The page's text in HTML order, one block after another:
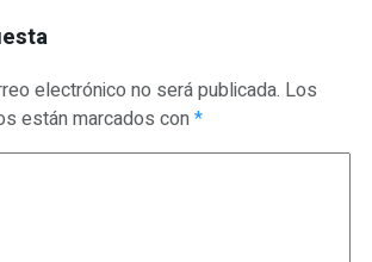
electrónico no será publicada. Los
están marcados con*